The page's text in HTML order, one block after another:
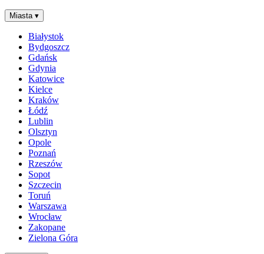
Miasta ▾
Białystok
Bydgoszcz
Gdańsk
Gdynia
Katowice
Kielce
Kraków
Łódź
Lublin
Olsztyn
Opole
Poznań
Rzeszów
Sopot
Szczecin
Toruń
Warszawa
Wrocław
Zakopane
Zielona Góra